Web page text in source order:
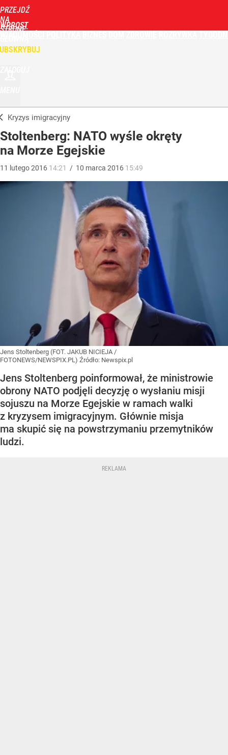
PRZEJDŹ
NA
STRONĘ
WPROST
Kryzys imigracyjny
Stoltenberg: NATO wyśle okręty
na Morze Egejskie
11 lutego2016 14:21 / 10 marca 2016 15:49
Jens Stoltenberg (FOT. JAKUB NICIEJA /
FOTONEWS/NEWSPIX.PL) Źródło: Newspix.pl
Jens Stoltenberg poinformował, że ministrowie
obrony NATO podjęli decyzję o wysłaniu misji
sojuszu na Morze Egejskie w ramach walki
z kryzysem imigracyjnym. Głównie misja
ma skupić się na powstrzymaniu przemytników
ludzi.